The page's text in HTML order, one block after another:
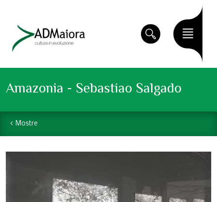
Amazonia - Sebastiao Salgado
Mostre